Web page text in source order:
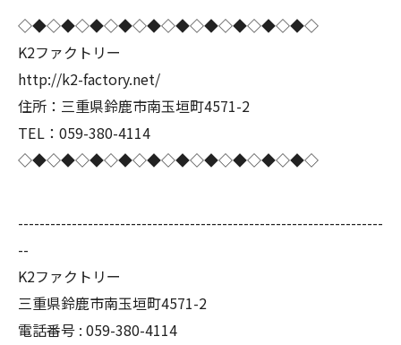
◇◆◇◆◇◆◇◆◇◆◇◆◇◆◇◆◇◆◇◆◇
K2ファクトリー
http://k2-factory.net/
住所：三重県鈴鹿市南玉垣町4571-2
TEL：059-380-4114
◇◆◇◆◇◆◇◆◇◆◇◆◇◆◇◆◇◆◇◆◇
--------------------------------------------------------------------
--
K2ファクトリー
三重県鈴鹿市南玉垣町4571-2
電話番号 : 059-380-4114